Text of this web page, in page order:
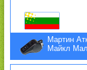
Мартин
Майкл